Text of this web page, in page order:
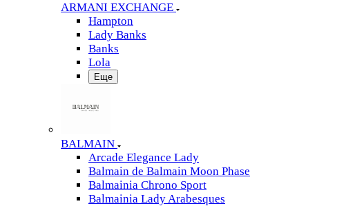
ARMANI EXCHANGE
Hampton
Lady Banks
Banks
Lola
Еще
BALMAIN
Arcade Elegance Lady
Balmain de Balmain Moon Phase
Balmainia Chrono Sport
Balmainia Lady Arabesques